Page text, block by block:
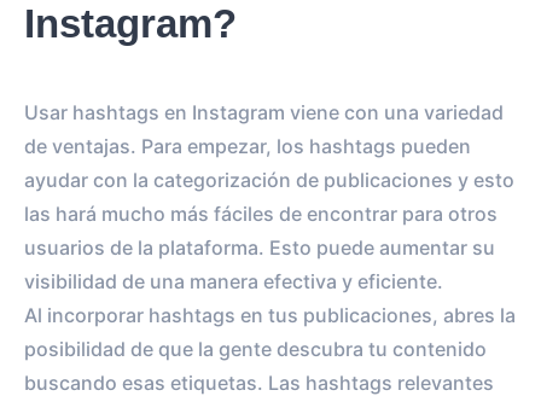
Instagram?
Usar hashtags en Instagram viene con una variedad
de ventajas. Para empezar, los hashtags pueden
ayudar con la categorización de publicaciones y esto
las hará mucho más fáciles de encontrar para otros
usuarios de la plataforma. Esto puede aumentar su
visibilidad de una manera efectiva y eficiente.
Al incorporar hashtags en tus publicaciones, abres la
posibilidad de que la gente descubra tu contenido
buscando esas etiquetas. Las hashtags relevantes